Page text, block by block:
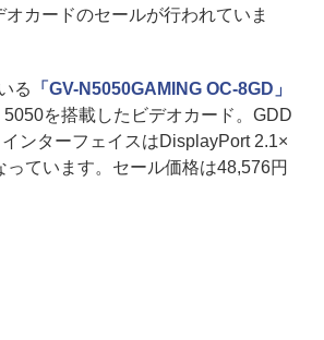
カードのセールが行われていま
る
「GV-N5050GAMING OC-8GD」
を搭載したビデオカード。GDD
ンターフェイスはDisplayPort 2.1×
っています。セール価格は48,576円